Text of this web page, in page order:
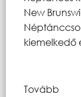
New
kiemelkedő
Tovább